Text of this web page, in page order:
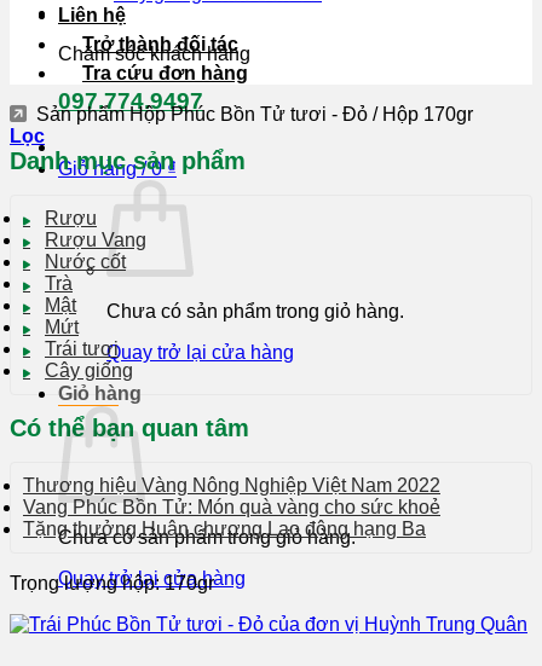
Chăm sóc khách hàng
097.774.9497
Giỏ hàng /0₫
Chưa có sản phẩm trong giỏ hàng.
Quay trở lại cửa hàng
Giỏ hàng
Chưa có sản phẩm trong giỏ hàng.
Quay trở lại cửa hàng
Liên hệ
Trở thành đối tác
Tra cứu đơn hàng
Sản phẩm Hộp Phúc Bồn Tử tươi - Đỏ /Hộp 170gr
Lọc
Danh mục sản phẩm
Rượu
Rượu Vang
Nước cốt
Trà
Mật
Mứt
Trái tươi
Cây giống
Có thể bạn quan tâm
Thương hiệu Vàng Nông Nghiệp Việt Nam 2022
Vang Phúc Bồn Tử: Món quà vàng cho sức khoẻ
Tặng thưởng Huân chương Lao động hạng Ba
Trọng lượng hộp: 170gr